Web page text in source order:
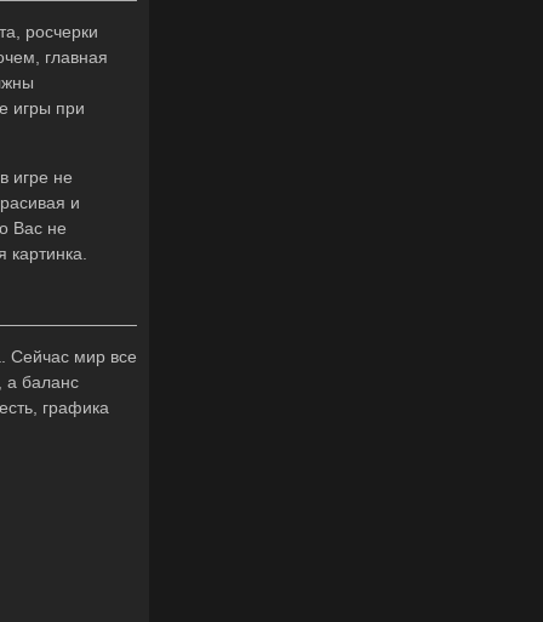
росчерки
главная
игры при
игре не
и
Вас не
картинка.
Сейчас мир все
а баланс
графика